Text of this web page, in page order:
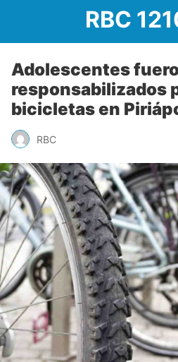
RBC
Adolescentes
responsabilizados
bicicletas en
RBC